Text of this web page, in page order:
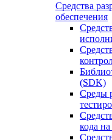
Средства
обеспечения
(SDK)
Среды
кода